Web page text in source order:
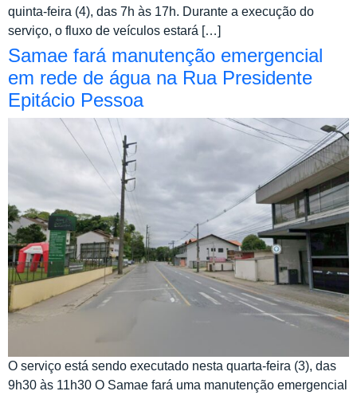
quinta-feira (4), das 7h às 17h. Durante a execução do
serviço, o fluxo de veículos estará […]
Samae fará manutenção emergencial
em rede de água na Rua Presidente
Epitácio Pessoa
O serviço está sendo executado nesta quarta-feira (3), das
9h30 às 11h30 O Samae fará uma manutenção emergencial